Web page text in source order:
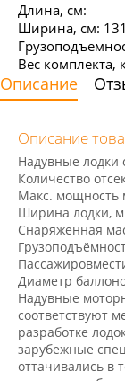
Длина, см:
Ширина, см: 131
Вес комплекта,
Описание
Описание
Надувные
Количество
Maкс. мощность
Ширина лодки,
Снаряженная
Диаметр
Надувные
соответствуют
разработке
зарубежные
оттачивались в